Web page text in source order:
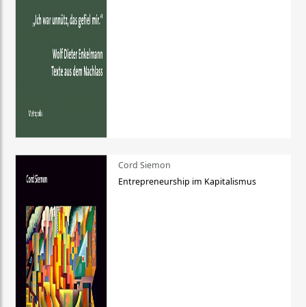
Cord Siemon
Entrepreneurship im Kapitalismus